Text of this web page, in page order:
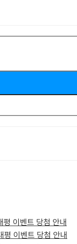
이벤트 당첨 안내
이벤트 당첨 안내